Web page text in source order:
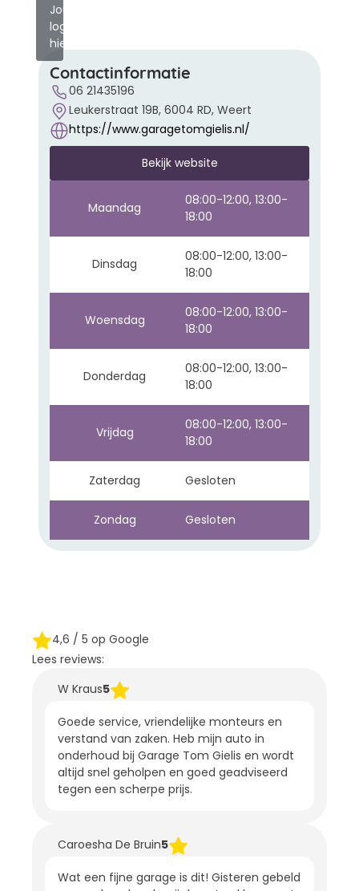
Jouw
logo
hier?
Contactinformatie
06 21435196
Leukerstraat 19B, 6004 RD, Weert
https://www.garagetomgielis.nl/
Bekijk website
Maandag
08:00-12:00, 13:00-
18:00
Dinsdag
08:00-12:00, 13:00-
18:00
Woensdag
08:00-12:00, 13:00-
18:00
Donderdag
08:00-12:00, 13:00-
18:00
Vrijdag
08:00-12:00, 13:00-
18:00
Zaterdag Gesloten
Zondag Gesloten
4,6 / 5 op Google
Lees reviews:
W Kraus5
Goede service, vriendelijke monteurs en
verstand van zaken. Heb mijn auto in
onderhoud bij Garage Tom Gielis en wordt
altijd snel geholpen en goed geadviseerd
tegen een scherpe prijs.
Caroesha De Bruin5
Wat een fijne garage is dit! Gisteren gebeld